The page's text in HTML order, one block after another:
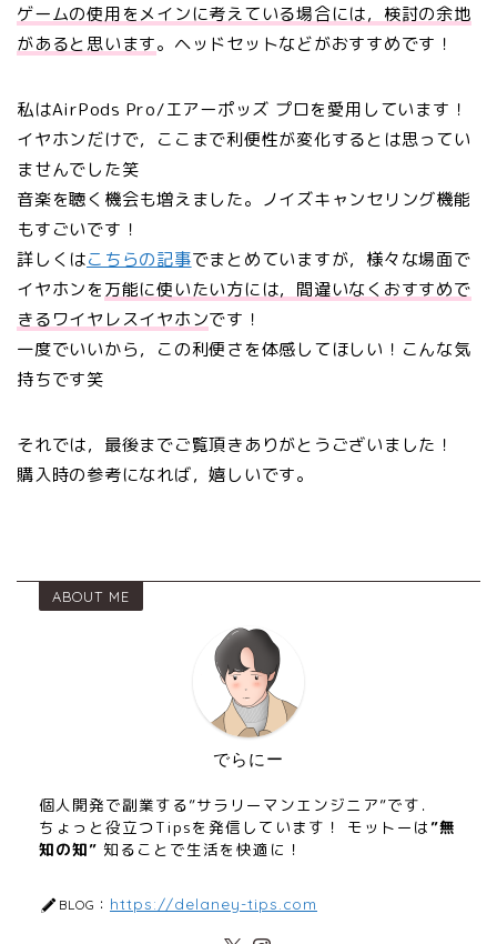
ゲームの使用をメインに考えている場合には，検討の余地
があると思います。ヘッドセットなどがおすすめです！
私はAirPods Pro/エアーポッズ プロを愛用しています！
イヤホンだけで，ここまで利便性が変化するとは思ってい
ませんでした笑
音楽を聴く機会も増えました。ノイズキャンセリング機能
もすごいです！
詳しくはこちらの記事でまとめていますが，様々な場面で
イヤホンを万能に使いたい方には，間違いなくおすすめで
きるワイヤレスイヤホンです！
一度でいいから，この利便さを体感してほしい！こんな気
持ちです笑
それでは，最後までご覧頂きありがとうございました！
購入時の参考になれば，嬉しいです。
ABOUT ME
でらにー
個人開発で副業する”サラリーマンエンジニア”です．
ちょっと役立つTipsを発信しています！ モットーは ”無
知の知” 知ることで生活を快適に！
BLOG： https://delaney-tips.com